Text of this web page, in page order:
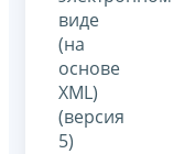
виде
(на
основе
XML)
(версия
5)